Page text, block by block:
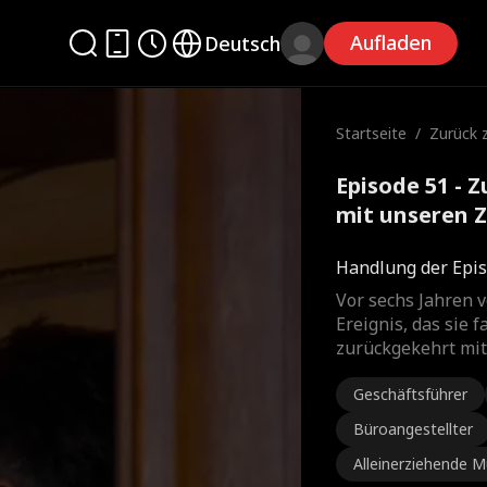
Deutsch Aufladen
Startseite / Zurück
es
Episode 51 -
mit unseren
Handlung der
Vor sechs Jahren
Ereignis, das sie
zurückgekehrt
Geschäftsführer
Büroangestellter
Alleinerziehende